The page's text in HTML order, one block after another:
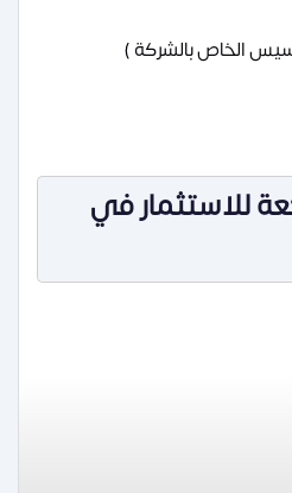
الخاص بالشركة )
للاستثمار في